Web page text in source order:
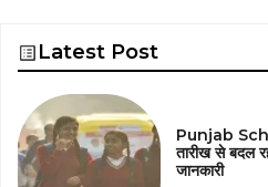
Latest Post
Punjab
तारीख से बदल
जानकारी